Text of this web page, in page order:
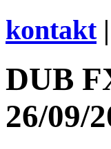
kontakt|
DUB
26/09/